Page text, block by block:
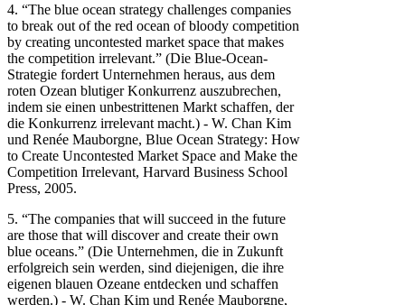
4. “The blue ocean strategy challenges companies
to break out of the red ocean of bloody competition
by creating uncontested market space that makes
the competition irrelevant.” (Die Blue-Ocean-
Strategie fordert Unternehmen heraus, aus dem
roten Ozean blutiger Konkurrenz auszubrechen,
indem sie einen unbestrittenen Markt schaffen, der
die Konkurrenz irrelevant macht.) - W. Chan Kim
und Renée Mauborgne, Blue Ocean Strategy: How
to Create Uncontested Market Space and Make the
Competition Irrelevant, Harvard Business School
Press, 2005.
5. “The companies that will succeed in the future
are those that will discover and create their own
blue oceans.” (Die Unternehmen, die in Zukunft
erfolgreich sein werden, sind diejenigen, die ihre
eigenen blauen Ozeane entdecken und schaffen
werden.) - W. Chan Kim und Renée Mauborgne,